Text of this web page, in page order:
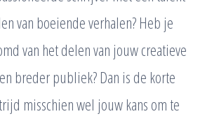
van boeiende verhalen? Heb je
van het delen van jouw creatieve
breder publiek? Dan is de korte
misschien wel jouw kans om te